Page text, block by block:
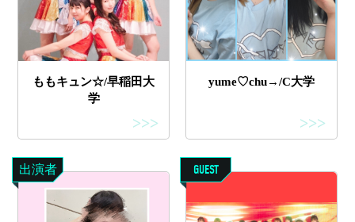
ももキュン☆/早稲田大
学
>>>
yume♡chu→/C大学
>>>
出演者 GUEST